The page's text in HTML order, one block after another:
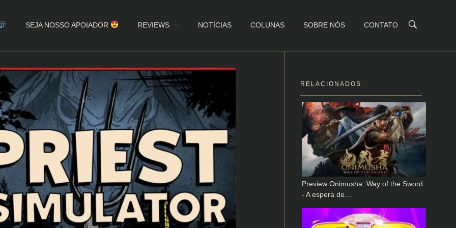
SEJA NOSSO APOIADOR REVIEWS NOTÍCIAS COLUNAS SOBRE NÓS CONTATO
RELACIONADOS
Preview Onimusha: Way of the Sword
- A espera de…